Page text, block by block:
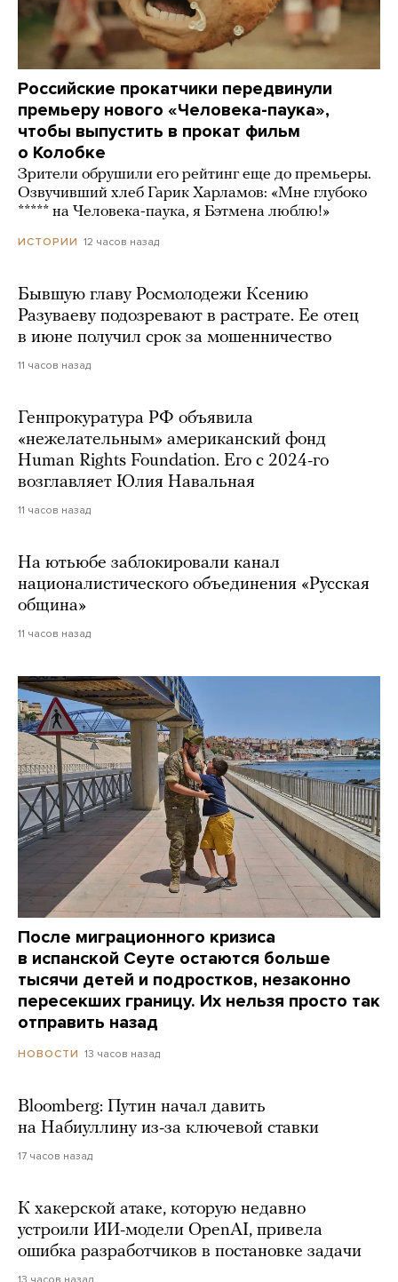
Российские прокатчики передвинули
премьеру нового «Человека-паука»,
чтобы выпустить в прокат фильм
о Колобке
Зрители обрушили его рейтинг еще до премьеры.
Озвучивший хлеб Гарик Харламов: «Мне глубоко
***** на Человека-паука, я Бэтмена люблю!»
ИСТОРИИ 12 часов назад
Бывшую главу Росмолодежи Ксению
Разуваеву подозревают в растрате. Ее отец
в июне получил срок за мошенничество
11 часов назад
Генпрокуратура РФ объявила
«нежелательным» американский фонд
Human Rights Foundation. Его с 2024-го
возглавляет Юлия Навальная
11 часов назад
На ютьюбе заблокировали канал
националистического объединения «Русская
община»
11 часов назад
После миграционного кризиса
в испанской Сеуте остаются больше
тысячи детей и подростков, незаконно
пересекших границу. Их нельзя просто так
отправить назад
НОВОСТИ 13 часов назад
Bloomberg: Путин начал давить
на Набиуллину из-за ключевой ставки
17 часов назад
К хакерской атаке, которую недавно
устроили ИИ-модели OpenAI, привела
ошибка разработчиков в постановке задачи